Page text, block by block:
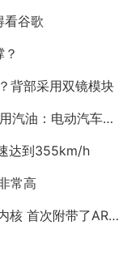
看谷歌
背部采用双镜模块
油：电动汽车靠边
达到355km/h
常高
次附带了ARM版本